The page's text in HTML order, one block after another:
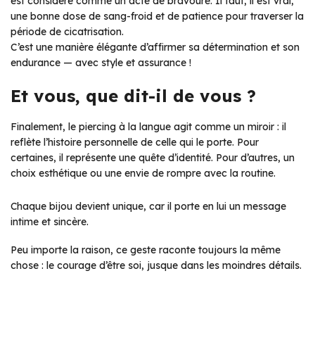
une bonne dose de sang-froid et de patience pour traverser la
période de cicatrisation.
C’est une manière élégante d’affirmer sa détermination et son
endurance — avec style et assurance !
Et vous, que dit-il de vous ?
Finalement, le piercing à la langue agit comme un miroir : il
reflète l’histoire personnelle de celle qui le porte. Pour
certaines, il représente une quête d’identité. Pour d’autres, un
choix esthétique ou une envie de rompre avec la routine.
Chaque bijou devient unique, car il porte en lui un message
intime et sincère.
Peu importe la raison, ce geste raconte toujours la même
chose : le courage d’être soi, jusque dans les moindres détails.